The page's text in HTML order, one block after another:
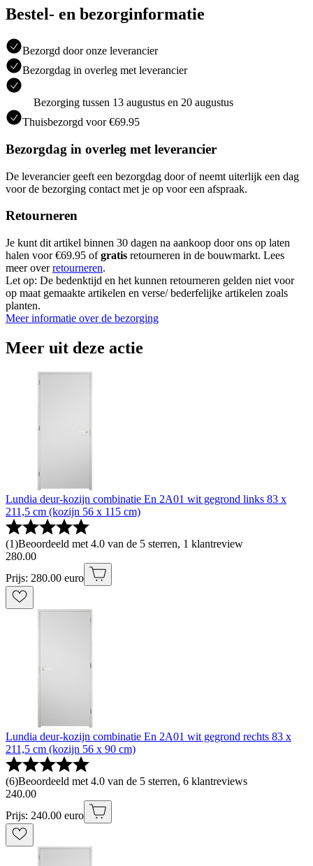
Bestel- en bezorginformatie
Bezorgd door onze leverancier
Bezorgdag in overleg met leverancier
Bezorging tussen 13 augustus en 20 augustus
Thuisbezorgd voor €69.95
Bezorgdag in overleg met leverancier
De leverancier geeft een bezorgdag door of neemt uiterlijk een dag
voor de bezorging contact met je op voor een afspraak.
Retourneren
Je kunt dit artikel binnen 30 dagen na aankoop door ons op laten
halen voor €69.95 ofgratis retourneren in de bouwmarkt. Lees
meer overretourneren.
Let op: De bedenktijd en het kunnen retourneren gelden niet voor
op maat gemaakte artikelen en verse/ bederfelijke artikelen zoals
planten.
Meer informatie over de bezorging
Meer uit deze actie
Lundia deur-kozijn combinatie En 2A01 wit gegrond links 83 x
211,5 cm (kozijn 56 x 115 cm)
(1)Beoordeeld met 4.0 van de 5 sterren, 1 klantreview
280.00
Prijs: 280.00 euro
Lundia deur-kozijn combinatie En 2A01 wit gegrond rechts 83 x
211,5 cm (kozijn 56 x 90 cm)
(6)Beoordeeld met 4.0 van de 5 sterren, 6 klantreviews
240.00
Prijs: 240.00 euro